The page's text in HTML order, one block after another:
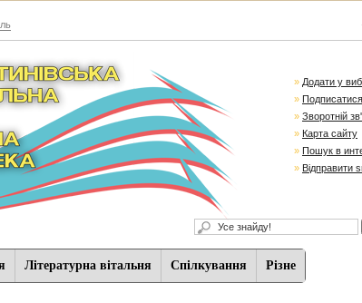
» Додати у
»
» Зворотній
» Карта сайту
» Пошук в
» Відправити
Літературна вітальня Спiлкування Різне